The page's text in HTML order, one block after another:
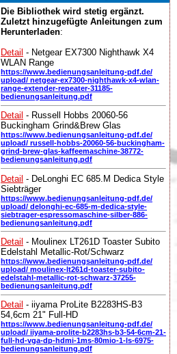
Die Bibliothek wird stetig ergänzt.
Zuletzt hinzugefügte Anleitungen zum
Herunterladen:
Detail - Netgear EX7300 Nighthawk X4
WLAN Range
https://www.bedienungsanleitung-pdf.de/
upload/ netgear-ex7300-nighthawk-x4-wlan-
range-extender-repeater-31185-
bedienungsanleitung.pdf
Detail - Russell Hobbs 20060-56
Buckingham Grind&Brew Glas
https://www.bedienungsanleitung-pdf.de/
upload/ russell-hobbs-20060-56-buckingham-
grind-brew-glas-kaffeemaschine-38772-
bedienungsanleitung.pdf
Detail - DeLonghi EC 685.M Dedica Style
Siebträger
https://www.bedienungsanleitung-pdf.de/
upload/ delonghi-ec-685-m-dedica-style-
siebtrager-espressomaschine-silber-886-
bedienungsanleitung.pdf
Detail - Moulinex LT261D Toaster Subito
Edelstahl Metallic-Rot/Schwarz
https://www.bedienungsanleitung-pdf.de/
upload/ moulinex-lt261d-toaster-subito-
edelstahl-metallic-rot-schwarz-37255-
bedienungsanleitung.pdf
Detail - iiyama ProLite B2283HS-B3
54,6cm 21" Full-HD
https://www.bedienungsanleitung-pdf.de/
upload/ iiyama-prolite-b2283hs-b3-54-6cm-21-
full-hd-vga-dp-hdmi-1ms-80mio-1-ls-6975-
bedienungsanleitung.pdf